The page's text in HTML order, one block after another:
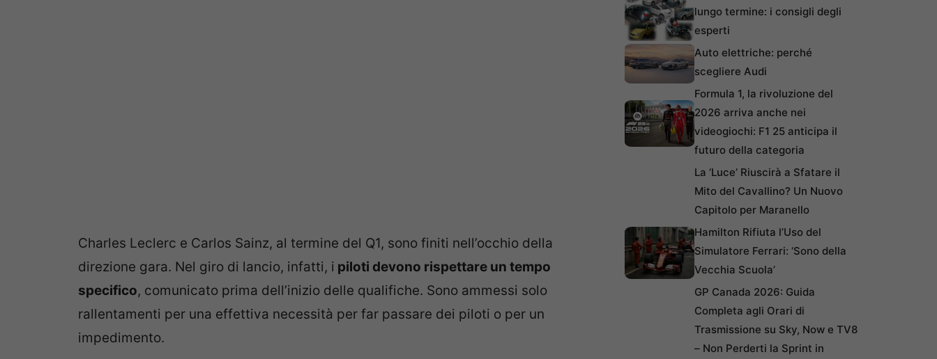
Charles Leclerc e Carlos Sainz, al termine del Q1, sono finiti nell’occhio della
direzione gara. Nel giro di lancio, infatti, i piloti devono rispettare un tempo
specifico, comunicato prima dell’inizio delle qualifiche. Sono ammessi solo
rallentamenti per una effettiva necessità per far passare dei piloti o per un
impedimento.
lungo termine: i consigli degli
esperti
Auto elettriche: perché
scegliere Audi
Formula 1, la rivoluzione del
2026 arriva anche nei
videogiochi: F1 25 anticipa il
futuro della categoria
La ‘Luce’ Riuscirà a Sfatare il
Mito del Cavallino? Un Nuovo
Capitolo per Maranello
Hamilton Rifiuta l’Uso del
Simulatore Ferrari: ‘Sono della
Vecchia Scuola’
GP Canada 2026: Guida
Completa agli Orari di
Trasmissione su Sky, Now e TV8
– Non Perderti la Sprint in